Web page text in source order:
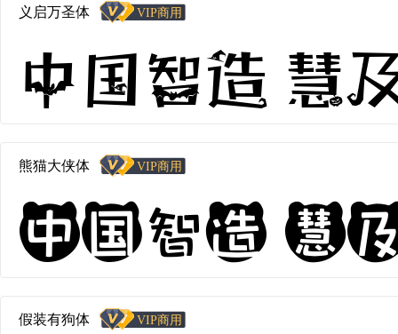
义启万圣体
中国智造 慧及
熊猫大侠体
中国智造 慧
假装有狗体